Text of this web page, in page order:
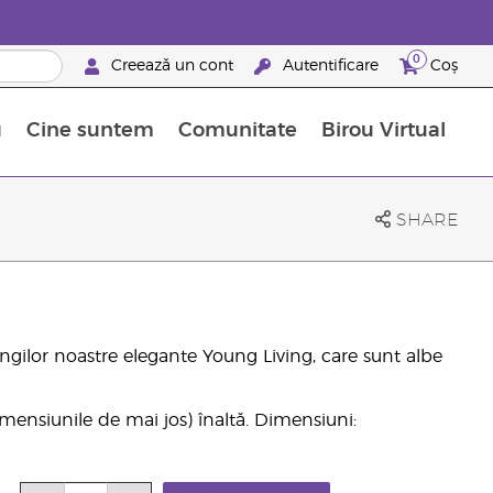
Creează un cont Autentificare 0 Coș
Cine suntem Comunitate Birou Virtual
SHARE
noastre elegante Young Living, care sunt albe
de mai jos) înaltă. Dimensiuni: